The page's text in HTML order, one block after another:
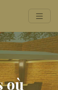
où